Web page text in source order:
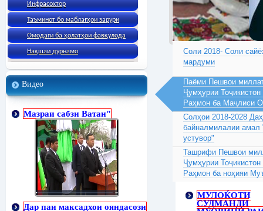
Инфрасохтор
Таъминот бо маблағҳои зарури
Омодаги ба ҳолатҳои фавқулода
Нақшаи дурнамо
Видео
Мазраи сабзи Ватан"
Дар паи максадхои ояндасози
Соли 2018- Соли
мардуми
Паёми Пешвои
Ҷумҳурии
Раҳмон ба Маҷлиси
Солҳои 2018-2028
байналмилалии
устувор"
Ташрифи Пешвои
Ҷумҳурии
Раҳмон ба ноҳияи
МУЛОЌОТИ
СУДМАНДИ